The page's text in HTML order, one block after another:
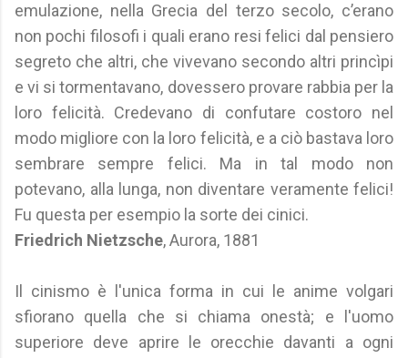
emulazione, nella Grecia del terzo secolo, c’erano
non pochi filosofi i quali erano resi felici dal pensiero
segreto che altri, che vivevano secondo altri princìpi
e vi si tormentavano, dovessero provare rabbia per la
loro felicità. Credevano di confutare costoro nel
modo migliore con la loro felicità, e a ciò bastava loro
sembrare sempre felici. Ma in tal modo non
potevano, alla lunga, non diventare veramente felici!
Fu questa per esempio la sorte dei cinici.
Friedrich Nietzsche, Aurora, 1881
Il cinismo è l'unica forma in cui le anime volgari
sfiorano quella che si chiama onestà; e l'uomo
superiore deve aprire le orecchie davanti a ogni